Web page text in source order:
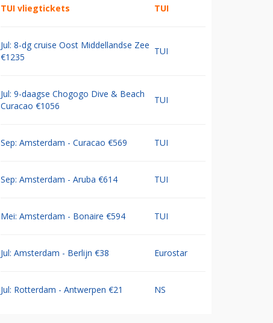
TUI vliegtickets TUI
Jul: 8-dg cruise Oost Middellandse Zee
€1235
TUI
Jul: 9-daagse Chogogo Dive & Beach
Curacao €1056
TUI
Sep: Amsterdam - Curacao €569 TUI
Sep: Amsterdam - Aruba €614 TUI
Mei: Amsterdam - Bonaire €594 TUI
Jul: Amsterdam - Berlijn €38 Eurostar
Jul: Rotterdam - Antwerpen €21 NS